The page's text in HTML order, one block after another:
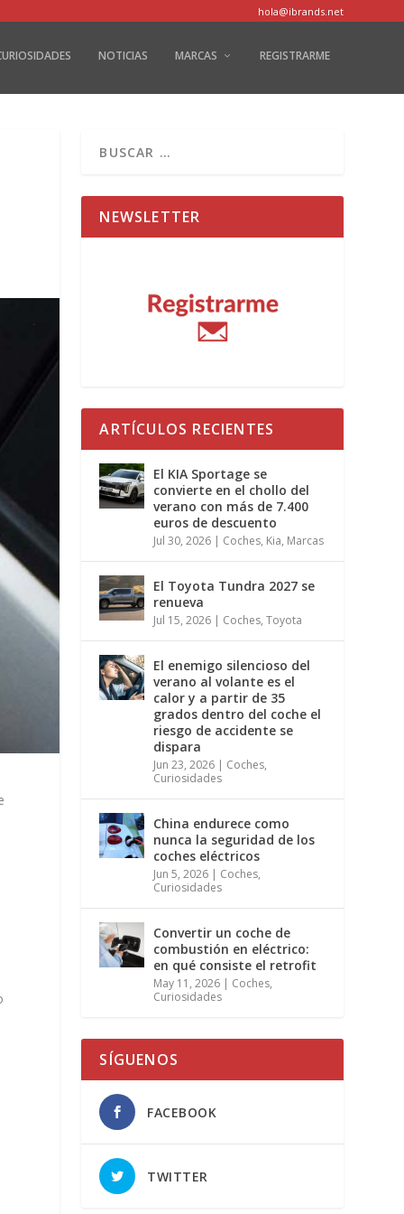
hola@ibrands.net
NOTICIAS MARCAS REGISTRARME
NEWSLETTER
ARTÍCULOS RECIENTES
El KIA Sportage se
convierte en el chollo del
verano con más de 7.400
euros de descuento
Jul 30, 2026 | Coches, Kia, Marcas
El Toyota Tundra 2027 se
renueva
Jul 15, 2026 | Coches,Toyota
El enemigo silencioso del
verano al volante es el
calor y a partir de 35
grados dentro del coche el
riesgo de accidente se
dispara
Jun 23, 2026 | Coches,
Curiosidades
China endurece como
nunca la seguridad de los
coches eléctricos
Jun 5, 2026 | Coches,
Curiosidades
Convertir un coche de
combustión en eléctrico:
en qué consiste el retrofit
May 11, 2026 | Coches,
Curiosidades
SÍGUENOS
FACEBOOK
TWITTER